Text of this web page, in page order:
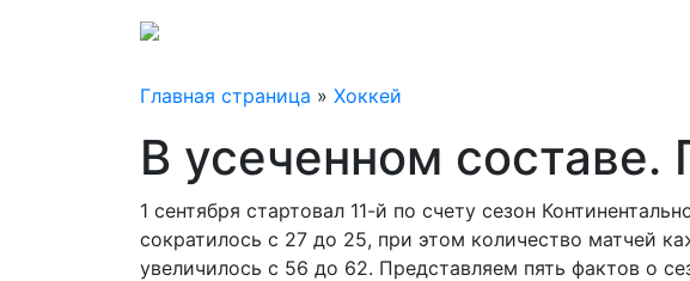
Главная страница » Хоккей
В усеченном составе.
1 сентября стартовал 11-й по счету сезон
сократилось с 27 до 25, при этом количество матчей
увеличилось с 56 до 62. Представляем пять фактов о